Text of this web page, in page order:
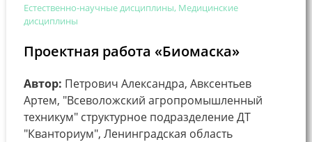
Естественно-научные дисциплины, Медицинские
дисциплины
Проектная работа «Биомаска»
Автор: Петрович Александра, Авксентьев
Артем, "Всеволожский агропромышленный
техникум" структурное подразделение ДТ
"Кванториум", Ленинградская область